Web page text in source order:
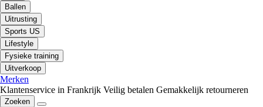
Ballen
Uitrusting
Sports US
Lifestyle
Fysieke training
Uitverkoop
Merken
Klantenservice in Frankrijk Veilig betalen Gemakkelijk retourneren
Zoeken